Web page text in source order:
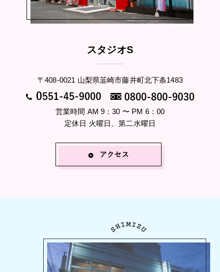
スタジオS
〒408-0021 山梨県韮崎市藤井町北下条1483
営業時間 AM 9：30 〜 PM 6：00
定休日 火曜日、第二水曜日